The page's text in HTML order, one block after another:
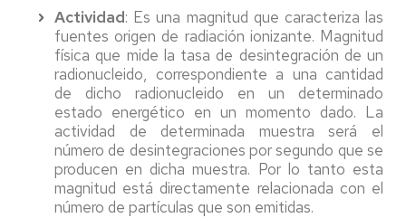
Actividad: Es una magnitud que caracteriza las
fuentes origen de radiación ionizante. Magnitud
física que mide la tasa de desintegración de un
radionucleido, correspondiente a una cantidad
de dicho radionucleido en un determinado
estado energético en un momento dado. La
actividad de determinada muestra será el
número de desintegraciones por segundo que se
producen en dicha muestra. Por lo tanto esta
magnitud está directamente relacionada con el
número de partículas que son emitidas.